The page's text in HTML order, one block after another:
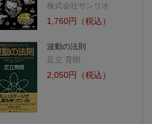
株式会社サンリオ
1,760円（税込）
波動の法則
足立 育朗
2,050円（税込）